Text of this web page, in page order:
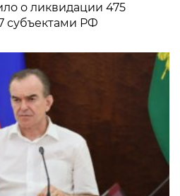
о ликвидации 475
субъектами РФ